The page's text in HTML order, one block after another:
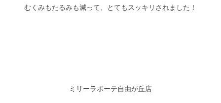
むくみもたるみも減って、とてもスッキリされました！
ミリーラボーテ自由が丘店